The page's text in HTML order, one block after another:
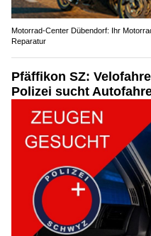
Motorrad-Center Dübendorf: Ihr
Reparatur
Pfäffikon SZ:
Polizei sucht